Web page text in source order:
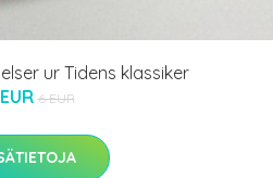
ur Tidens klassiker
6 EUR